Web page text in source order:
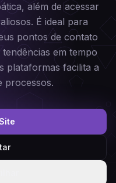
além de acessar
É ideal para
pontos de contato
em tempo
plataformas facilita a
processos.